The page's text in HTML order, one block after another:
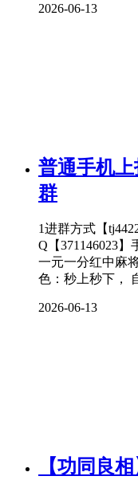
2026-06-13
普通手机
群
1进群方式【
Q【371146023
一元一分红中麻
色：秒上秒下，
2026-06-13
【功同良